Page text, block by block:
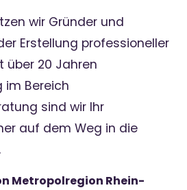
wir Gründer und
Erstellung professioneller
über 20 Jahren
Bereich
sind wir Ihr
auf dem Weg in die
Metropolregion Rhein-